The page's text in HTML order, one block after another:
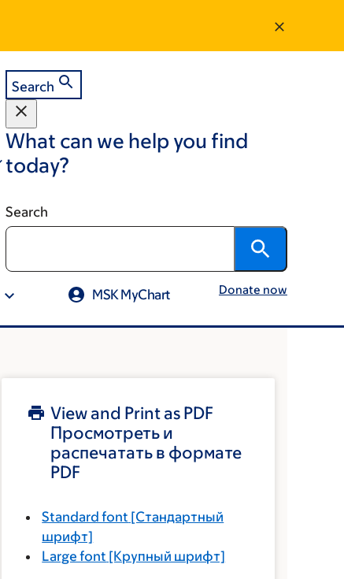
Search
What can we help you find
today?
Search
MSK MyChart Donate now
View and Print as PDF
Просмотреть и
распечатать в формате
PDF
Standard font [Стандартный
шрифт]
Large font [Крупный шрифт]